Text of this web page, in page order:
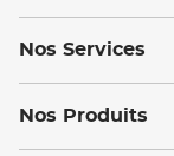
Nos Services
Nos Produits